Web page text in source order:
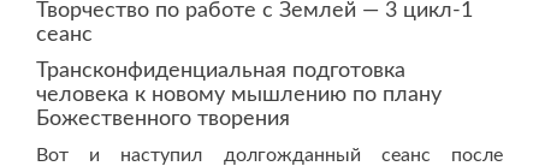
Творчество по работе с Землей — 3 цикл-1
сеанс
Трансконфиденциальная подготовка
человека к новому мышлению по плану
Божественного творения
Вот и наступил долгожданный сеанс после